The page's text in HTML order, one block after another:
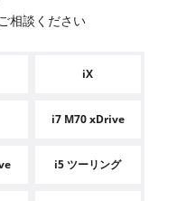
相談ください
iX
i7 M70 xDrive
i5 ツーリング